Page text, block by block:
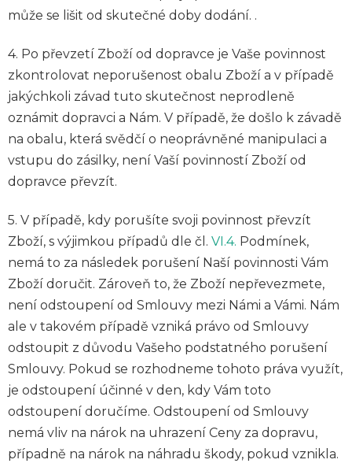
může se lišit od skutečné doby dodání. .
4. Po převzetí Zboží od dopravce je Vaše povinnost
zkontrolovat neporušenost obalu Zboží a v případě
jakýchkoli závad tuto skutečnost neprodleně
oznámit dopravci a Nám. V případě, že došlo k závadě
na obalu, která svědčí o neoprávněné manipulaci a
vstupu do zásilky, není Vaší povinností Zboží od
dopravce převzít.
5. V případě, kdy porušíte svoji povinnost převzít
Zboží, s výjimkou případů dle čl. VI.4. Podmínek,
nemá to za následek porušení Naší povinnosti Vám
Zboží doručit. Zároveň to, že Zboží nepřevezmete,
není odstoupení od Smlouvy mezi Námi a Vámi. Nám
ale v takovém případě vzniká právo od Smlouvy
odstoupit z důvodu Vašeho podstatného porušení
Smlouvy. Pokud se rozhodneme tohoto práva využít,
je odstoupení účinné v den, kdy Vám toto
odstoupení doručíme. Odstoupení od Smlouvy
nemá vliv na nárok na uhrazení Ceny za dopravu,
případně na nárok na náhradu škody, pokud vznikla.